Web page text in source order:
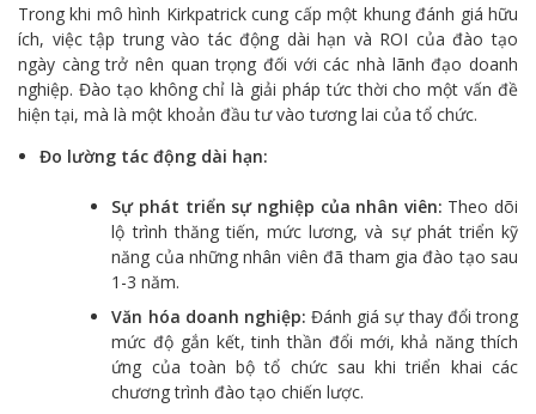
Trong khi mô hình Kirkpatrick cung cấp một khung đánh giá hữu
ích, việc tập trung vào tác động dài hạn và ROI của đào tạo
ngày càng trở nên quan trọng đối với các nhà lãnh đạo doanh
nghiệp. Đào tạo không chỉ là giải pháp tức thời cho một vấn đề
hiện tại, mà là một khoản đầu tư vào tương lai của tổ chức.
Đo lường tác động dài hạn:
Sự phát triển sự nghiệp của nhân viên: Theo dõi
lộ trình thăng tiến, mức lương, và sự phát triển kỹ
năng của những nhân viên đã tham gia đào tạo sau
1-3 năm.
Văn hóa doanh nghiệp: Đánh giá sự thay đổi trong
mức độ gắn kết, tinh thần đổi mới, khả năng thích
ứng của toàn bộ tổ chức sau khi triển khai các
chương trình đào tạo chiến lược.